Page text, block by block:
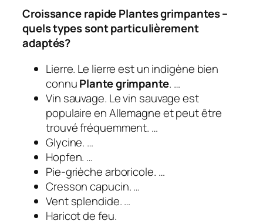
Croissance rapidePlantes grimpantes–
quels types sont particulièrement
adaptés?
Lierre. Le lierre est un indigène bien
connuPlante grimpante. …
Vin sauvage. Le vin sauvage est
populaire en Allemagne et peut être
trouvé fréquemment. …
Glycine. …
Hopfen. …
Pie-grièche arboricole. …
Cresson capucin. …
Vent splendide. …
Haricot de feu.